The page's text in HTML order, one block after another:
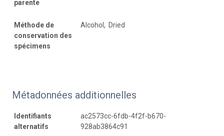
parente
Méthode de
conservation des
spécimens
Alcohol, Dried
Métadonnées additionnelles
Identifiants
alternatifs
ac2573cc-6fdb-4f2f-b670-
928ab3864c91